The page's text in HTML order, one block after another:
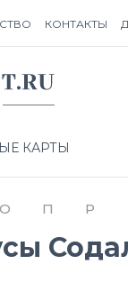
КОНТАКТЫ
КАРТЫ
О П Р